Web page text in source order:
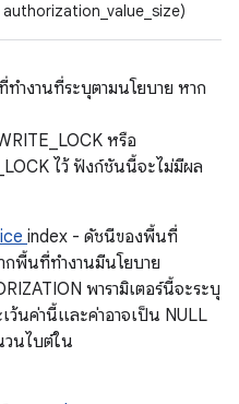
ำงานที่ระบุตามนโยบาย หาก
หรือ
ไว้ ฟังก์ชันนี้จะไม่มีผล
index - ดัชนีของพื้นที่
พื้นที่ทำงานมีนโยบาย
พารามิเตอร์นี้จะระบุ
ว้นค่านี้และค่าอาจเป็น NULL
นไบต์ใน